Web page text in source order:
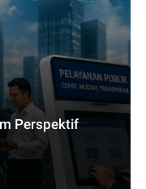
Perspektif